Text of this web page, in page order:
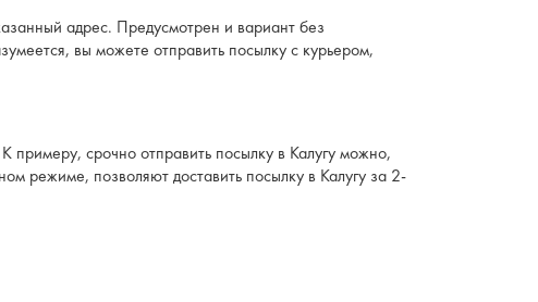
адрес. Предусмотрен и вариант без
вы можете отправить посылку с курьером,
примеру, срочно отправить посылку в Калугу можно,
режиме, позволяют доставить посылку в Калугу за 2-